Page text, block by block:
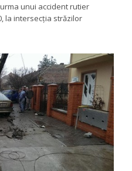
unui accident rutier
la intersecția străzilor